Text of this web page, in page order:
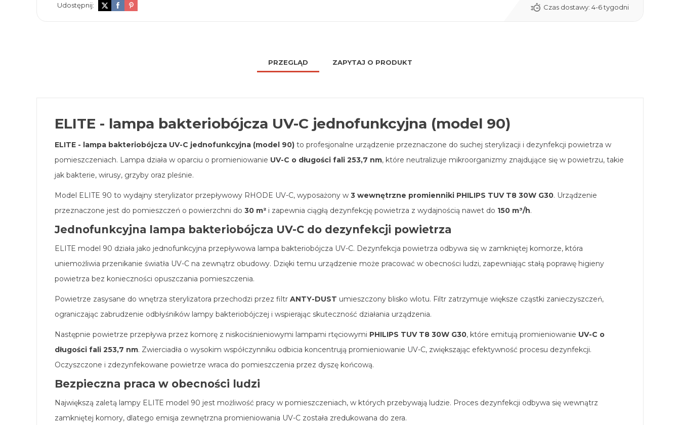
Udostępnij: Czas dostawy: 4-6 tygodni
PRZEGLĄD ZAPYTAJ O PRODUKT
ELITE - lampa bakteriobójcza UV-C jednofunkcyjna (model 90)
ELITE - lampa bakteriobójcza UV-C jednofunkcyjna (model 90) to profesjonalne urządzenie przeznaczone do suchej sterylizacji i dezynfekcji powietrza w
pomieszczeniach. Lampa działa w oparciu o promieniowanie UV-C o długości fali 253,7 nm, które neutralizuje mikroorganizmy znajdujące się w powietrzu, takie
jak bakterie, wirusy, grzyby oraz pleśnie.
Model ELITE 90 to wydajny sterylizator przepływowy RHODE UV-C, wyposażony w 3 wewnętrzne promienniki PHILIPS TUV T8 30W G30. Urządzenie
przeznaczone jest do pomieszczeń o powierzchni do 30 m² i zapewnia ciągłą dezynfekcję powietrza z wydajnością nawet do 150 m³/h.
Jednofunkcyjna lampa bakteriobójcza UV-C do dezynfekcji powietrza
ELITE model 90 działa jako jednofunkcyjna przepływowa lampa bakteriobójcza UV-C. Dezynfekcja powietrza odbywa się w zamkniętej komorze, która
uniemożliwia przenikanie światła UV-C na zewnątrz obudowy. Dzięki temu urządzenie może pracować w obecności ludzi, zapewniając stałą poprawę higieny
powietrza bez konieczności opuszczania pomieszczenia.
Powietrze zasysane do wnętrza sterylizatora przechodzi przez filtr ANTY-DUST umieszczony blisko wlotu. Filtr zatrzymuje większe cząstki zanieczyszczeń,
ograniczając zabrudzenie odbłyśników lampy bakteriobójczej i wspierając skuteczność działania urządzenia.
Następnie powietrze przepływa przez komorę z niskociśnieniowymi lampami rtęciowymi PHILIPS TUV T8 30W G30, które emitują promieniowanie UV-C o
długości fali 253,7 nm. Zwierciadła o wysokim współczynniku odbicia koncentrują promieniowanie UV-C, zwiększając efektywność procesu dezynfekcji.
Oczyszczone i zdezynfekowane powietrze wraca do pomieszczenia przez dyszę końcową.
Bezpieczna praca w obecności ludzi
Największą zaletą lampy ELITE model 90 jest możliwość pracy w pomieszczeniach, w których przebywają ludzie. Proces dezynfekcji odbywa się wewnątrz
zamkniętej komory, dlatego emisja zewnętrzna promieniowania UV-C została zredukowana do zera.